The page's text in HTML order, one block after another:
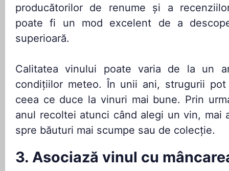
producătorilor de renume și a
poate fi un mod excelent de a
superioară.
Calitatea vinului poate varia de la un
condițiilor meteo. În unii ani, strugurii
ceea ce duce la vinuri mai bune. Prin
anul recoltei atunci când alegi un vin, mai
spre băuturi mai scumpe sau de colecție.
3. Asociază vinul cu